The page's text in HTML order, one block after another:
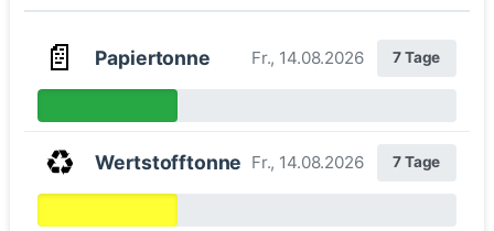
📄 Papiertonne Fr., 14.08.2026 7 Tage
♻️ Wertstofftonne Fr., 14.08.2026 7 Tage